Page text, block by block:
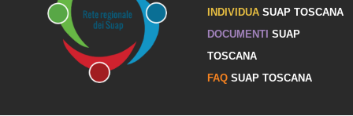
INDIVIDUASUAP TOSCANA
DOCUMENTI SUAP
TOSCANA
FAQSUAP TOSCANA